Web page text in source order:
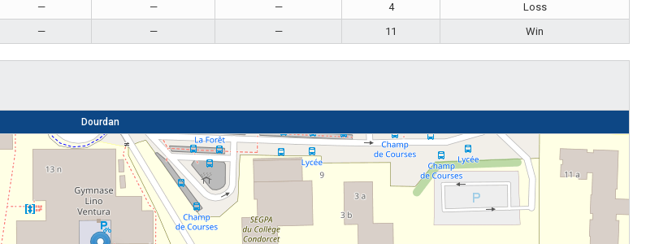
— — — 4
Loss
— — — 11 Win
Dourdan